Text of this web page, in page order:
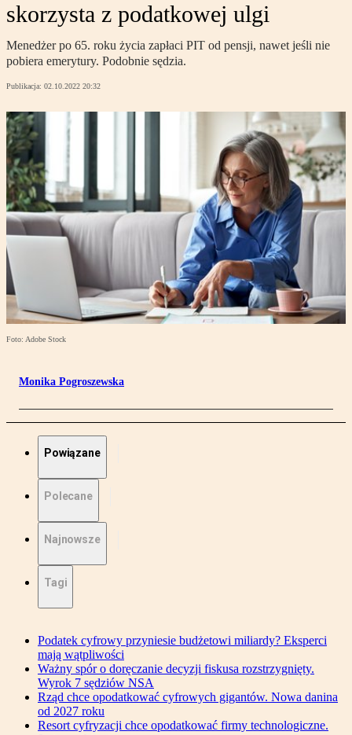
skorzysta z podatkowej ulgi
Menedżer po 65. roku życia zapłaci PIT od pensji, nawet jeśli nie
pobiera emerytury. Podobnie sędzia.
Publikacja: 02.10.2022 20:32
Foto: Adobe Stock
Monika Pogroszewska
Powiązane
Polecane
Najnowsze
Tagi
Podatek cyfrowy przyniesie budżetowi miliardy? Eksperci
mają wątpliwości
Ważny spór o doręczanie decyzji fiskusa rozstrzygnięty.
Wyrok 7 sędziów NSA
Rząd chce opodatkować cyfrowych gigantów. Nowa danina
od 2027 roku
Resort cyfryzacji chce opodatkować firmy technologiczne.